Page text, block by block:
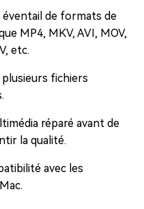
éventail de formats de
MP4, MKV, AVI, MOV,
etc.
fichiers
réparé avant de
la qualité.
avec les